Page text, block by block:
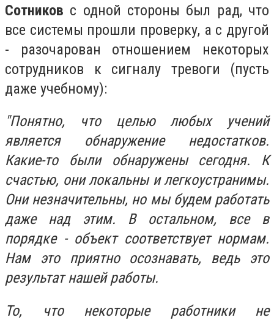
Сотников с одной стороны был рад, что
все системы прошли проверку, а с другой
- разочарован отношением некоторых
сотрудников к сигналу тревоги (пусть
даже учебному):
"Понятно, что целью любых учений
является обнаружение недостатков.
Какие-то были обнаружены сегодня. К
счастью, они локальны и легкоустранимы.
Они незначительны, но мы будем работать
даже над этим. В остальном, все в
порядке - объект соответствует нормам.
Нам это приятно осознавать, ведь это
результат нашей работы.
То, что некоторые работники не